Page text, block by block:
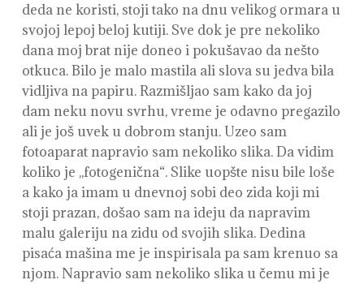
deda ne koristi, stoji tako na dnu velikog ormara u
svojoj lepoj beloj kutiji. Sve dok je pre nekoliko
dana moj brat nije doneo i pokušavao da nešto
otkuca. Bilo je malo mastila ali slova su jedva bila
vidljiva na papiru. Razmišljao sam kako da joj
dam neku novu svrhu, vreme je odavno pregazilo
ali je još uvek u dobrom stanju. Uzeo sam
fotoaparat napravio sam nekoliko slika. Da vidim
koliko je ,,fotogenična“. Slike uopšte nisu bile loše
a kako ja imam u dnevnoj sobi deo zida koji mi
stoji prazan, došao sam na ideju da napravim
malu galeriju na zidu od svojih slika. Dedina
pisaća mašina me je inspirisala pa sam krenuo sa
njom. Napravio sam nekoliko slika u čemu mi je